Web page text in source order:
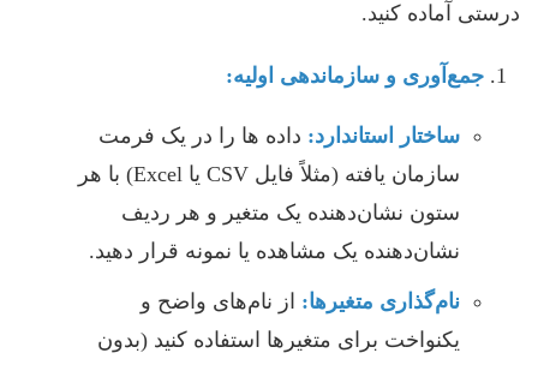
درستی آماده کنید.
جمع‌آوری و سازماندهی اولیه:
ساختار استاندارد: داده ها را در یک فرمت
سازمان یافته (مثلاً فایل CSV یا Excel) با هر
ستون نشان‌دهنده یک متغیر و هر ردیف
نشان‌دهنده یک مشاهده یا نمونه قرار دهید.
نام‌گذاری متغیرها: از نام‌های واضح و
یکنواخت برای متغیرها استفاده کنید (بدون